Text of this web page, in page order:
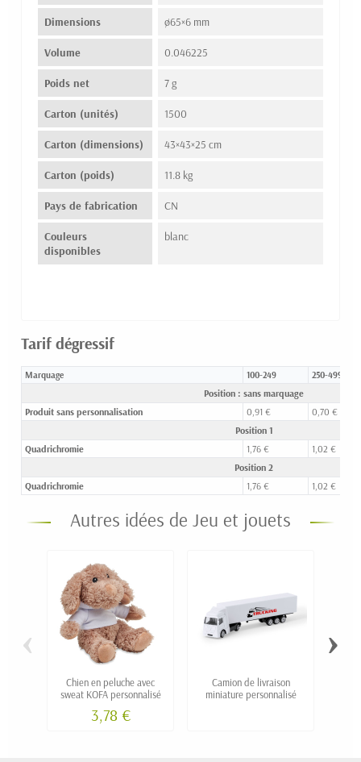
Dimensions ø65×6 mm
Volume 0.046225
Poids net 7 g
Carton (unités) 1500
Carton (dimensions) 43×43×25 cm
Carton (poids) 11.8 kg
Pays de fabrication CN
Couleurs
disponibles
blanc
Tarif dégressif
Marquage 100-249 250-499
Position : sans marquage
Produit sans personnalisation
0,91 €
0,70 €
Position 1
Quadrichromie
1,76 €
1,02 €
Position 2
Quadrichromie
1,76 € 1,02 €
Autres idées de Jeu et jouets
Chien en peluche avec
sweat KOFA personnalisé
3,78 €
Camion de livraison
miniature personnalisé
‹ ›